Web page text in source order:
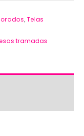
,Telas
tramadas